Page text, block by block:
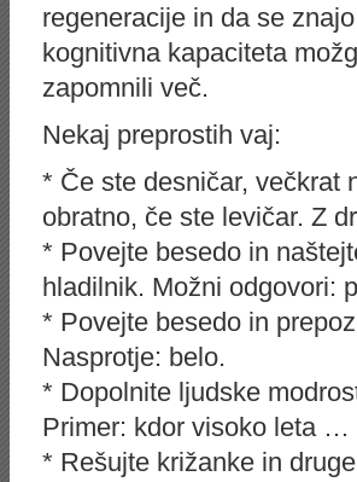
regeneracije in da se
kognitivna kapaciteta
zapomnili več.
Nekaj preprostih vaj:
* Če ste desničar,
obratno, če ste levičar.
* Povejte besedo in
hladilnik. Možni odgovori:
* Povejte besedo in
Nasprotje: belo.
* Dopolnite ljudske
Primer: kdor visoko leta …
* Rešujte križanke in